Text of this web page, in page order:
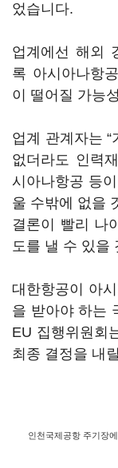
었습니다.
업계에선 해외
록 아시아나항
이 떨어질 가능
업계 관계자는 “
없더라도 인력
시아나항공 등
울 수밖에 없을
결론이 빨리 나
도를 낼 수 있을
대한항공이 아
을 받아야 하는
EU 집행위원회
최종 결정을 내
인천국제공항 주기장